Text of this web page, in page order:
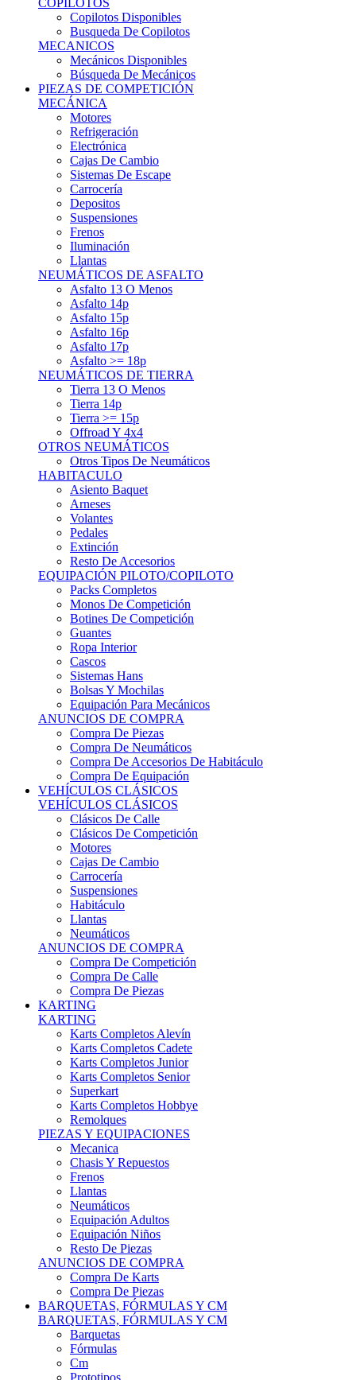
COPILOTOS
Copilotos Disponibles
Busqueda De Copilotos
MECANICOS
Mecánicos Disponibles
Búsqueda De Mecánicos
PIEZAS DE COMPETICIÓN
MECÁNICA
Motores
Refrigeración
Electrónica
Cajas De Cambio
Sistemas De Escape
Carrocería
Depositos
Suspensiones
Frenos
Iluminación
Llantas
NEUMÁTICOS DE ASFALTO
Asfalto 13 O Menos
Asfalto 14p
Asfalto 15p
Asfalto 16p
Asfalto 17p
Asfalto >= 18p
NEUMÁTICOS DE TIERRA
Tierra 13 O Menos
Tierra 14p
Tierra >= 15p
Offroad Y 4x4
OTROS NEUMÁTICOS
Otros Tipos De Neumáticos
HABITACULO
Asiento Baquet
Arneses
Volantes
Pedales
Extinción
Resto De Accesorios
EQUIPACIÓN PILOTO/COPILOTO
Packs Completos
Monos De Competición
Botines De Competición
Guantes
Ropa Interior
Cascos
Sistemas Hans
Bolsas Y Mochilas
Equipación Para Mecánicos
ANUNCIOS DE COMPRA
Compra De Piezas
Compra De Neumáticos
Compra De Accesorios De Habitáculo
Compra De Equipación
VEHÍCULOS CLÁSICOS
VEHÍCULOS CLÁSICOS
Clásicos De Calle
Clásicos De Competición
Motores
Cajas De Cambio
Carrocería
Suspensiones
Habitáculo
Llantas
Neumáticos
ANUNCIOS DE COMPRA
Compra De Competición
Compra De Calle
Compra De Piezas
KARTING
KARTING
Karts Completos Alevín
Karts Completos Cadete
Karts Completos Junior
Karts Completos Senior
Superkart
Karts Completos Hobbye
Remolques
PIEZAS Y EQUIPACIONES
Mecanica
Chasis Y Repuestos
Frenos
Llantas
Neumáticos
Equipación Adultos
Equipación Niños
Resto De Piezas
ANUNCIOS DE COMPRA
Compra De Karts
Compra De Piezas
BARQUETAS, FÓRMULAS Y CM
BARQUETAS, FÓRMULAS Y CM
Barquetas
Fórmulas
Cm
Prototipos